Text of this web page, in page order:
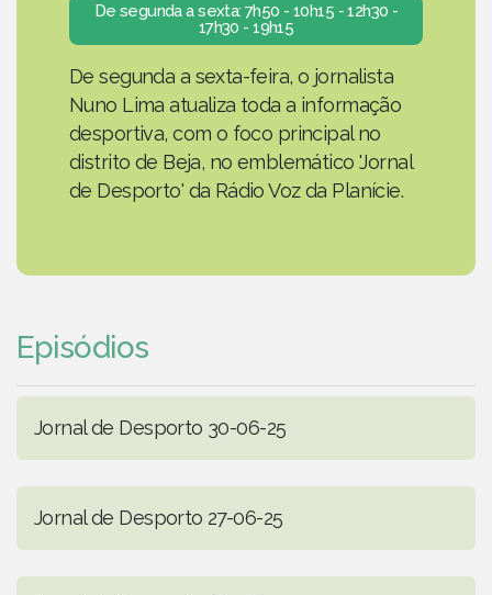
De segunda a sexta: 7h50 - 10h15 - 12h30 -
17h30 - 19h15
De segunda a sexta-feira, o jornalista
Nuno Lima atualiza toda a informação
desportiva, com o foco principal no
distrito de Beja, no emblemático 'Jornal
de Desporto' da Rádio Voz da Planície.
Episódios
Jornal de Desporto 30-06-25
Jornal de Desporto 27-06-25